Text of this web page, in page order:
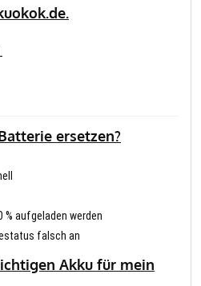
ersetzen?
% aufgeladen werden
falsch an
Akku für mein